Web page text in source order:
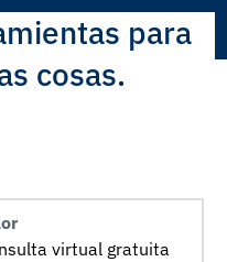
para
cosas.
virtual gratuita